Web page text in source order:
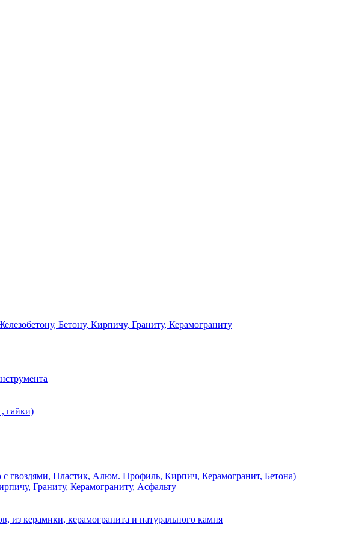
Бетону, Кирпичу, Граниту, Керамограниту
гайки)
Пластик, Алюм. Профиль, Кирпич, Керамогранит, Бетона)
Граниту, Керамограниту, Асфальту
керамогранита и натурального камня